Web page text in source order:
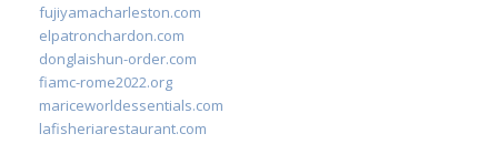
fujiyamacharleston.com
elpatronchardon.com
donglaishun-order.com
fiamc-rome2022.org
mariceworldessentials.com
lafisheriarestaurant.com